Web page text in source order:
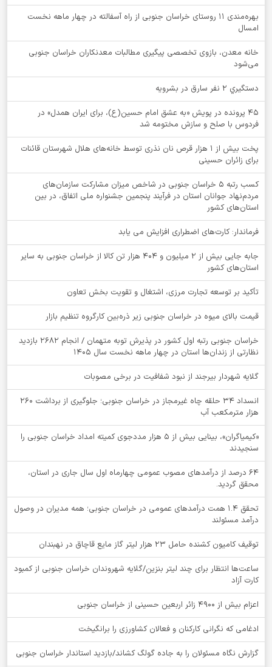
بهره‌مندی ۱۱ روستای خراسان جنوبی از راه آسفالته در چهار ماهه نخست
امسال
خانه معدن، بازوی تخصصی پیگیری مطالبات معدنکاران خراسان جنوبی
می‌شود
دستگيري 2 نفر سارق در بشرويه
۴۵ پرونده در پویش «به عشق امام حسین(ع)، برای ایران همدل» در
فردوس با صلح و سازش مختومه شد
پخت بیش از 1 هزار قرص نان نذری توسط خانه‌های هلال شهرستان قائنات
برای زائران حسینی
کسب رتبه ۵ خراسان جنوبی در شاخص میزان مشارکت سازمان‌های
مردم‌نهاد جوانان استان در فرآیند پنجمین جشنواره ملی اتفاق، در بین
استان‌های کشور
فرماندار: کارت‌های اضطراری افزایش می یابد
جابه جایی بیش از 2 میلیون و 404 هزار تن کالا از خراسان جنوبی به سایر
استان‌های کشور
تأکید بر توسعه تجارت مرزی، اشتغال و تقویت بخش تعاون
قیمت بالای میوه در خراسان جنوبی زیر ذره‌بین کارگروه تنظیم بازار
خراسان جنوبی رتبه اول کشور در پذیرش توبه متهمان / انجام ۲۶۸۲ بازدید
نظارتی از زندان‌ها استان در چهار ماهه نخست سال 1405
گلایه شهردار بیرجند از نبود شفافیت در برخی مصوبات
انسداد ۳۴ حلقه چاه غیرمجاز در خراسان جنوبی؛ جلوگیری از برداشت ۲۶۰
هزار مترمکعب آب
«کیمیاگران»، بینایی بیش از ۵ هزار مددجوی کمیته امداد خراسان جنوبی را
سنجیدند
64 درصد از درآمدهای مصوب عمومی چهارماه اول سال جاری در استان،
محقق گردید.
تحقق ۱.۴ همت درآمدهای عمومی در خراسان جنوبی؛ همه مدیران در وصول
درآمد مسئولند
توقيف کامیون کشنده حامل 23 هزار لیتر گاز مایع قاچاق در نهبندان
ساعت‌ها انتظار برای چند لیتر بنزین/گلایه شهروندان خراسان جنوبی از کمبود
کارت آزاد
اعزام بیش از 4900 زائر اربعین حسینی از خراسان جنوبی
ادغامی که نگرانی کارکنان و فعالان کشاورزی را برانگیخت
گزارش نگاه مسئولان را به جاده گولگ کشاند/بازدید استاندار خراسان جنوبی